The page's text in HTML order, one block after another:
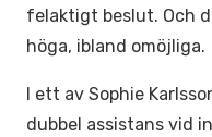
felaktigt beslut. Och
höga, ibland omöjliga.
I ett av Sophie
dubbel assistans vid